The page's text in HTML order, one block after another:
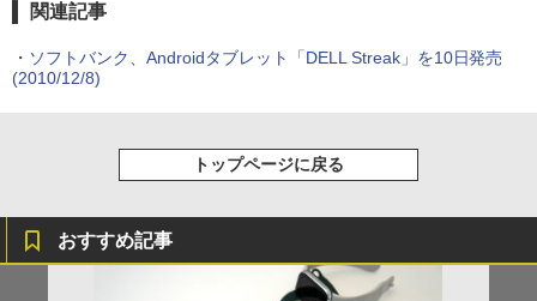
関連記事
・ ソフトバンク、Androidタブレット「DELL Streak」を10日発売
(2010/12/8)
トップページに戻る
おすすめ記事